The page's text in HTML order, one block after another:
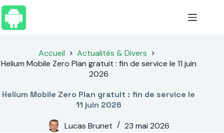
Passer
au
contenu
Accueil
Actualités & Divers
Helium Mobile Zero Plan gratuit : fin de service le 11 juin
2026
Helium Mobile Zero Plan gratuit : fin de service le
11 juin 2026
Lucas Brunet
23 mai 2026